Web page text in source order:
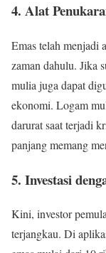
4. Alat
Emas telah menjadi
zaman dahulu. Jika
mulia juga dapat
ekonomi. Logam
darurat saat terjadi
panjang memang
5. Investasi
Kini, investor
terjangkau. Di